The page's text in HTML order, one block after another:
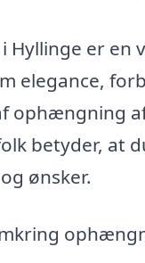
er en
elegance,
ophængning
betyder, at
ønsker.